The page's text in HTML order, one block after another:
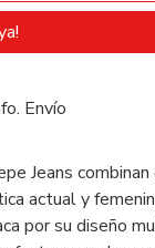
Envío
Jeans
actual y
por su diseño